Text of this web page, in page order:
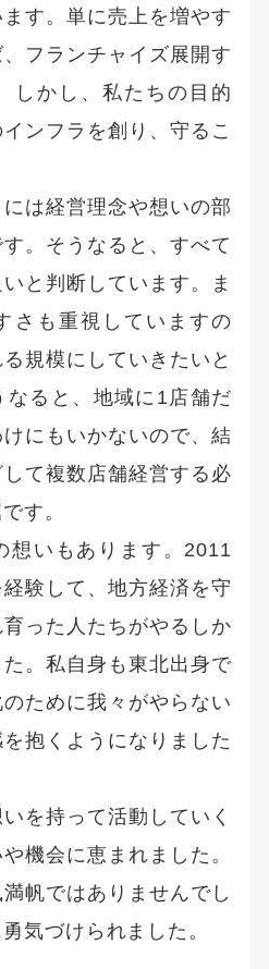
す。単に売上を増やす
フランチャイズ展開す
しかし、私たちの目的
ンフラを創り、守るこ
は経営理念や想いの部
。そうなると、すべて
と判断しています。ま
さも重視していますの
規模にしていきたいと
なると、地域に1店舗だ
にもいかないので、結
て複数店舗経営する必
す。
想いもあります。2011
験して、地方経済を守
った人たちがやるしか
。私自身も東北出身で
ために我々がやらない
抱くようになりました
を持って活動していく
機会に恵まれました。
帆ではありませんでし
気づけられました。